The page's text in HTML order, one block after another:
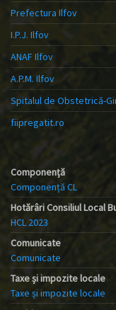
Prefectura Ilfov
I.P.J. Ilfov
ANAF Ilfov
A.P.M. Ilfov
Spitalul de Obstetrică-
fiipregatit.ro
Componență
Componență CL
Hotărâri Consiliul Local
HCL 2023
Comunicate
Comunicate
Taxe și impozite locale
Taxe și impozite locale